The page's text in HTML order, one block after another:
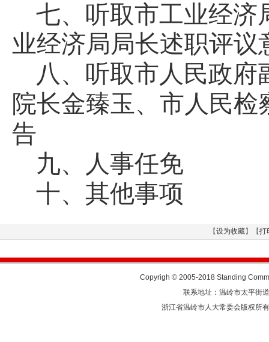
七、听取市工业经济
业经济局局长述职评
八、听取市人民政
院长金臻玉、市人民
告
九、人事任免
十、其他事项
【设为收藏】【打
Copyrigh © 2005-2018 Standing
联系地址：温岭市太平
浙江省温岭市人大常委会版权所